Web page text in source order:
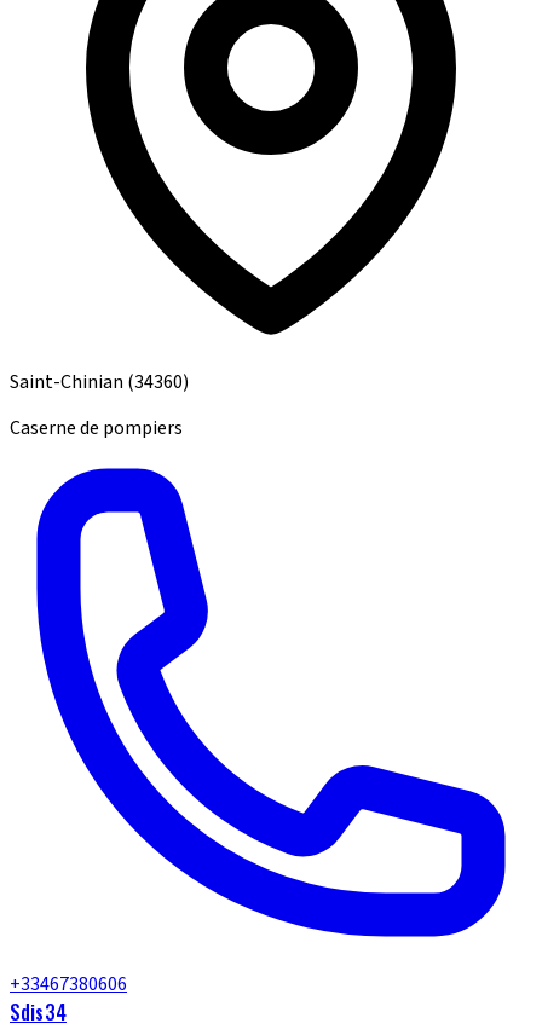
Saint-Chinian (34360)
Caserne de pompiers
+33467380606
Sdis34